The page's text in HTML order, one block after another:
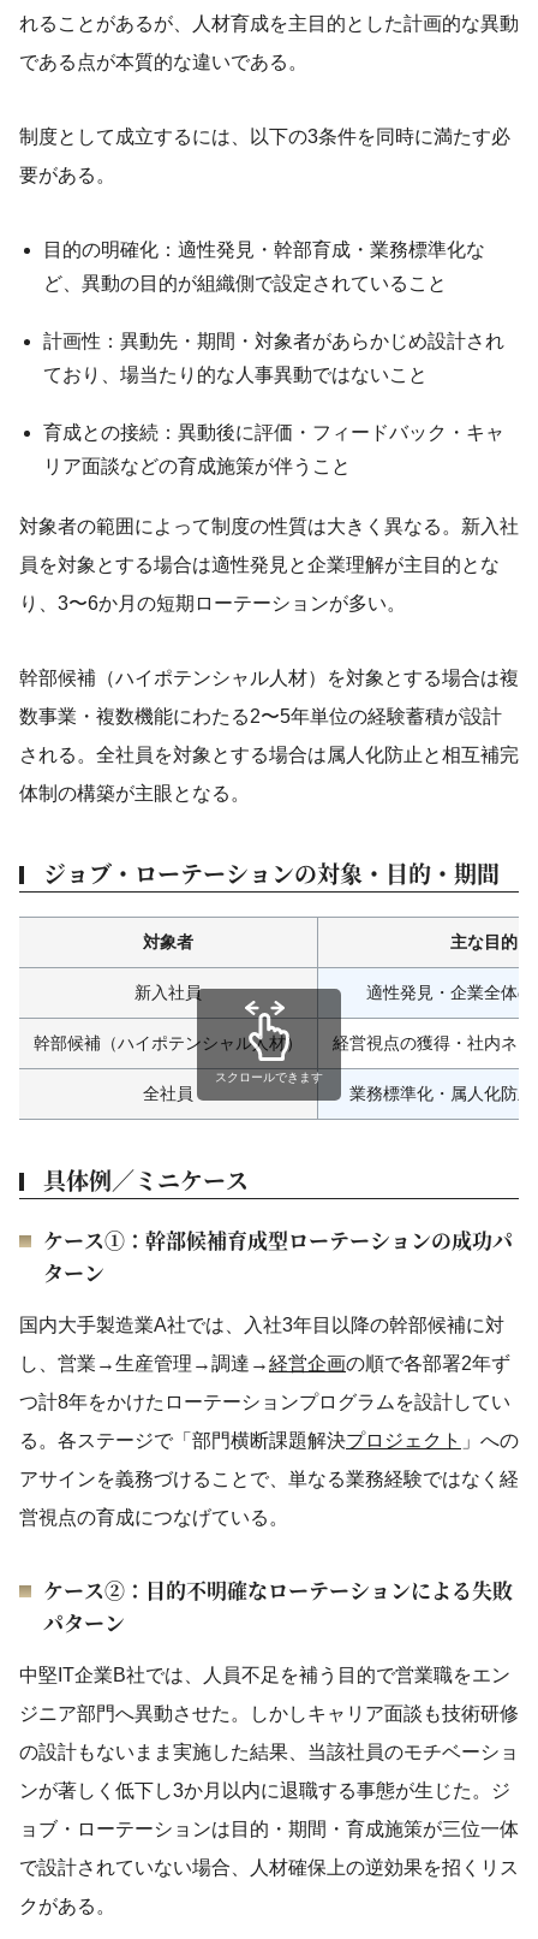
れることがあるが、人材育成を主目的とした計画的な異動
である点が本質的な違いである。
制度として成立するには、以下の3条件を同時に満たす必
要がある。
目的の明確化：適性発見・幹部育成・業務標準化な
ど、異動の目的が組織側で設定されていること
計画性：異動先・期間・対象者があらかじめ設計され
ており、場当たり的な人事異動ではないこと
育成との接続：異動後に評価・フィードバック・キャ
リア面談などの育成施策が伴うこと
対象者の範囲によって制度の性質は大きく異なる。新入社
員を対象とする場合は適性発見と企業理解が主目的とな
り、3〜6か月の短期ローテーションが多い。
幹部候補（ハイポテンシャル人材）を対象とする場合は複
数事業・複数機能にわたる2〜5年単位の経験蓄積が設計
される。全社員を対象とする場合は属人化防止と相互補完
体制の構築が主眼となる。
ジョブ・ローテーションの対象・目的・期間
対象者 主な目的
新入社員 適性発見・企業全体
幹部候補（ハイポテンシャル人材） 経営視点の獲得・社内ネ
全社員 業務標準化・属人化防
スクロールできます
具体例／ミニケース
ケース①：幹部候補育成型ローテーションの成功パ
ターン
国内大手製造業A社では、入社3年目以降の幹部候補に対
し、営業→生産管理→調達→経営企画の順で各部署2年ず
つ計8年をかけたローテーションプログラムを設計してい
る。各ステージで「部門横断課題解決プロジェクト 」への
アサインを義務づけることで、単なる業務経験ではなく経
営視点の育成につなげている。
ケース②：目的不明確なローテーションによる失敗
パターン
中堅IT企業B社では、人員不足を補う目的で営業職をエン
ジニア部門へ異動させた。しかしキャリア面談も技術研修
の設計もないまま実施した結果、当該社員のモチベーショ
ンが著しく低下し3か月以内に退職する事態が生じた。ジ
ョブ・ローテーションは目的・期間・育成施策が三位一体
で設計されていない場合、人材確保上の逆効果を招くリス
クがある。